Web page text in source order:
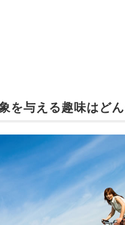
を与える趣味はど